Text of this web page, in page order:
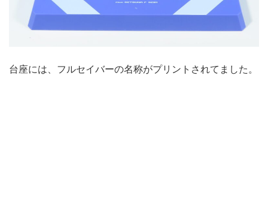
台座には、フルセイバーの名称がプリントされてました。